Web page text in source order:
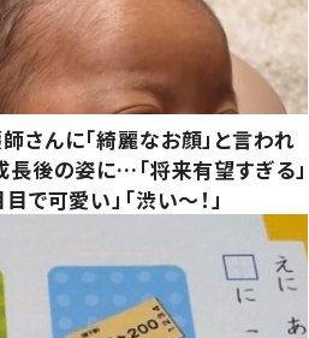
さんに「綺麗なお顔」と言われ
長後の姿に…「将来有望すぎる」
で可愛い」「渋い～！」